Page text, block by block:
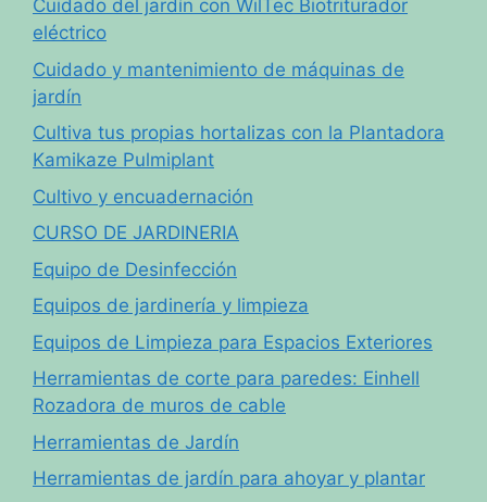
Cuidado del jardín con WilTec Biotriturador
eléctrico
Cuidado y mantenimiento de máquinas de
jardín
Cultiva tus propias hortalizas con la Plantadora
Kamikaze Pulmiplant
Cultivo y encuadernación
CURSO DE JARDINERIA
Equipo de Desinfección
Equipos de jardinería y limpieza
Equipos de Limpieza para Espacios Exteriores
Herramientas de corte para paredes: Einhell
Rozadora de muros de cable
Herramientas de Jardín
Herramientas de jardín para ahoyar y plantar